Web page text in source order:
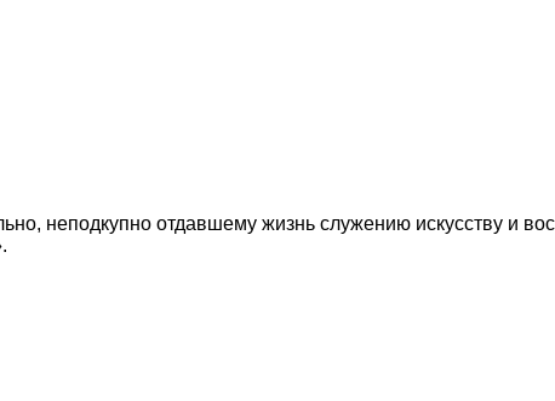
неподкупно отдавшему жизнь служению искусству и